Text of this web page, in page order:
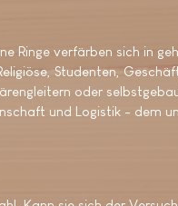
Ringe verfärben sich in
Studenten,
oder
und Logistik - dem